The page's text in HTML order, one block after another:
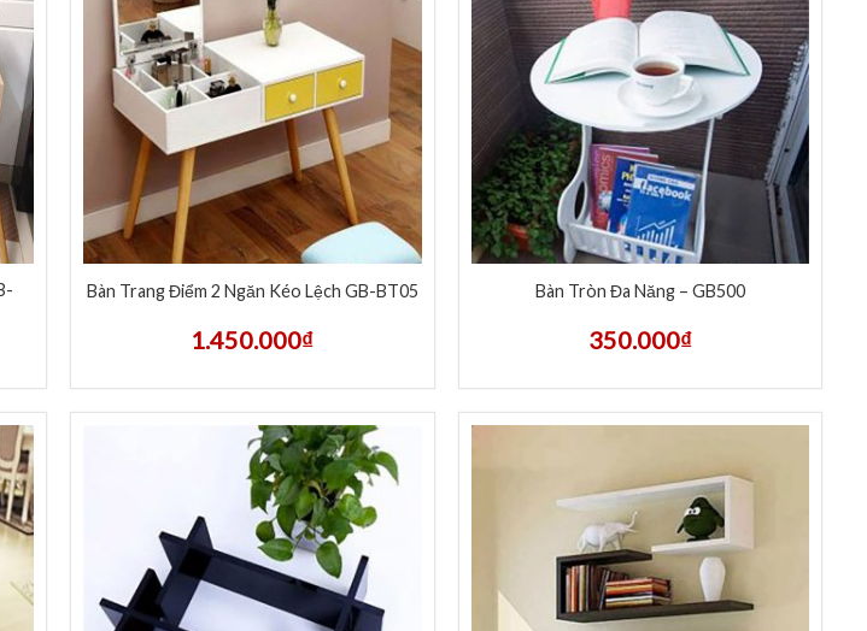
Bàn Trang Điểm 2 Ngăn Kéo Lệch GB-BT05
1.450.000₫
Bàn Tròn Đa Năng – GB500
350.000₫